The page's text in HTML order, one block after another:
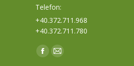
Telefon:
+40.372.711.968
+40.372.711.780
Find us on:
Facebook
Mail